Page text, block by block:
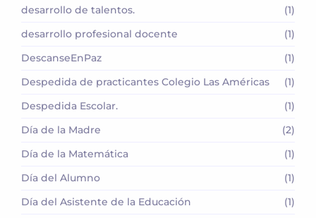
desarrollo de talentos.
(1)
desarrollo profesional docente
(1)
DescanseEnPaz
(1)
Despedida de practicantes Colegio Las Américas
(1)
Despedida Escolar.
(1)
Día de la Madre
(2)
Día de la Matemática
(1)
Día del Alumno
(1)
Día del Asistente de la Educación
(1)